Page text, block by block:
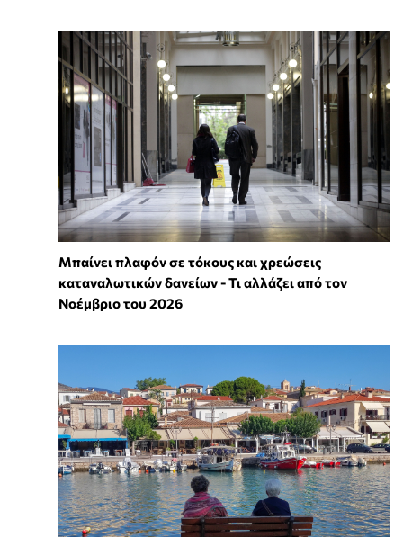
Μπαίνει πλαφόν σε τόκους και χρεώσεις
καταναλωτικών δανείων - Τι αλλάζει από τον
Νοέμβριο του 2026